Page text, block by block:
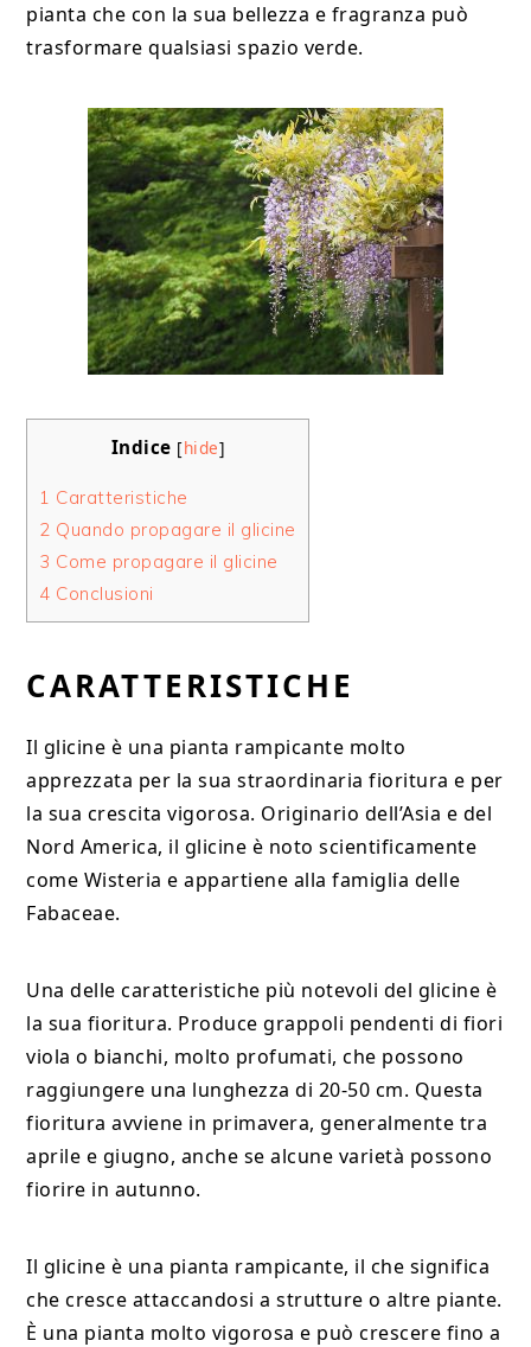
pianta che con la sua bellezza e fragranza può
trasformare qualsiasi spazio verde.
Indice [hide]
1 Caratteristiche
2 Quando propagare il glicine
3 Come propagare il glicine
4 Conclusioni
CARATTERISTICHE
Il glicine è una pianta rampicante molto
apprezzata per la sua straordinaria fioritura e per
la sua crescita vigorosa. Originario dell’Asia e del
Nord America, il glicine è noto scientificamente
come Wisteria e appartiene alla famiglia delle
Fabaceae.
Una delle caratteristiche più notevoli del glicine è
la sua fioritura. Produce grappoli pendenti di fiori
viola o bianchi, molto profumati, che possono
raggiungere una lunghezza di 20-50 cm. Questa
fioritura avviene in primavera, generalmente tra
aprile e giugno, anche se alcune varietà possono
fiorire in autunno.
Il glicine è una pianta rampicante, il che significa
che cresce attaccandosi a strutture o altre piante.
È una pianta molto vigorosa e può crescere fino a